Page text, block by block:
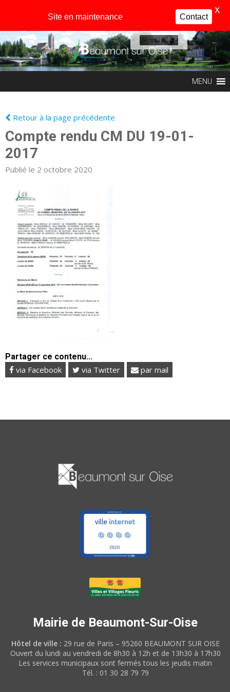
Profil
MENU
Retour à la page précédente
Compte rendu CM DU 19-01-
2017
Publié le 2 octobre 2020
Partager ce contenu...
via Facebook via Twitter par mail
Mairie de Beaumont-Sur-Oise
Hôtel de ville : 29 rue de Paris – 95260 BEAUMONT SUR OISE
Ouvert du lundi au vendredi de 8h30 à 12h et de 13h30 à 17h30
Les services municipaux sont fermés tous les jeudis matin
Tél. : 01 30 28 79 79
Site en maintenance Contact
X